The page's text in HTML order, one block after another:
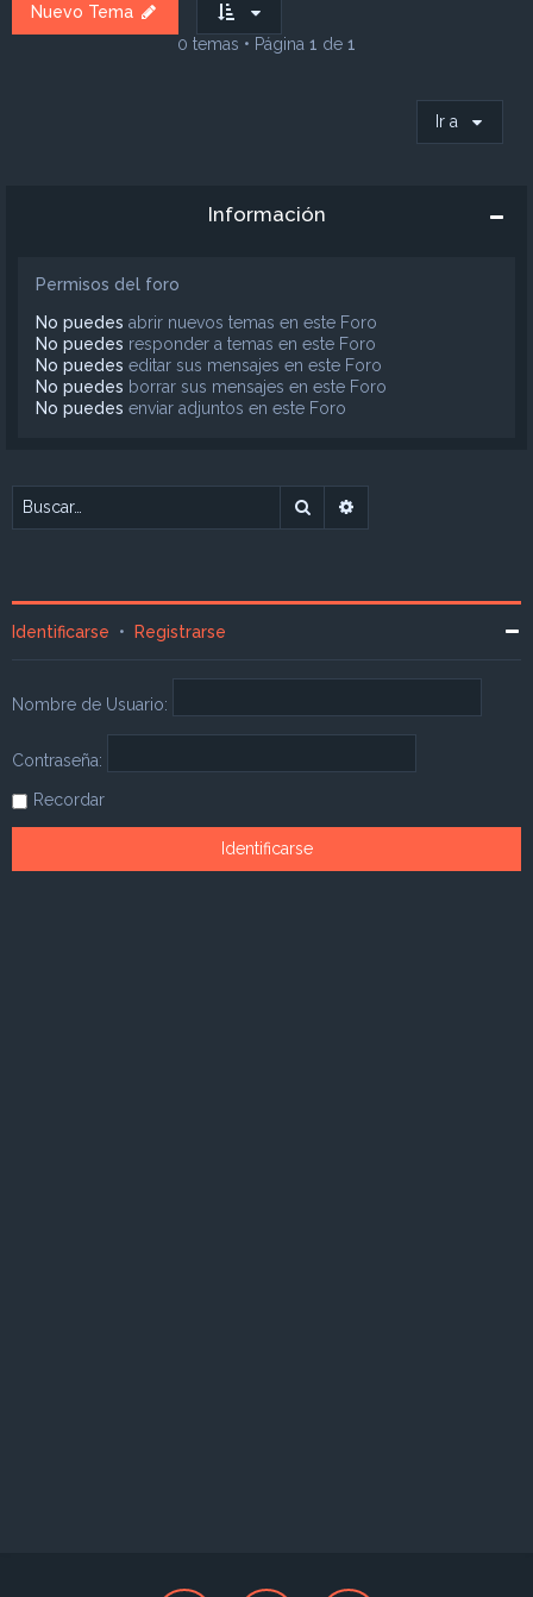
Nuevo Tema
0 temas • Página 1 de 1
Ir a
Información
Permisos del foro
No puedes abrir nuevos temas en este Foro
No puedes responder a temas en este Foro
No puedes editar sus mensajes en este Foro
No puedes borrar sus mensajes en este Foro
No puedes enviar adjuntos en este Foro
Buscar
Identificarse • Registrarse
Nombre de Usuario:
Contraseña:
Recordar